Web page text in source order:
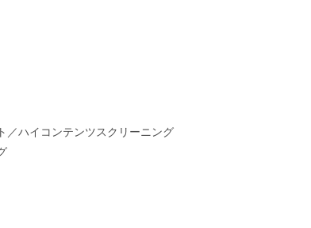
／ハイコンテンツスクリーニング